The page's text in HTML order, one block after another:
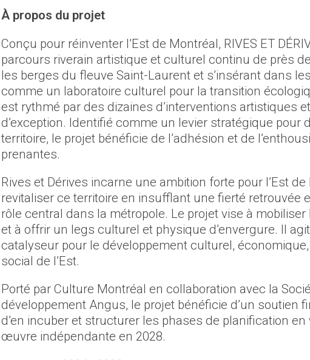
À propos du projet
Conçu pour réinventer l’Est de Montréal, RIVES ET
parcours riverain artistique et culturel continu de près
les berges du fleuve Saint-Laurent et s’insérant dans
comme un laboratoire culturel pour la transition
est rythmé par des dizaines d’interventions artistiques
d’exception. Identifié comme un levier stratégique pour
territoire, le projet bénéficie de l’adhésion et de
prenantes.
Rives et Dérives incarne une ambition forte pour l’Est de
revitaliser ce territoire en insufflant une fierté retrouvée
rôle central dans la métropole. Le projet vise à mobiliser
et à offrir un legs culturel et physique d’envergure. Il
catalyseur pour le développement culturel,
social de l’Est.
Porté par Culture Montréal en collaboration avec la
développement Angus, le projet bénéficie d’un soutien
d’en incuber et structurer les phases de planification en
œuvre indépendante en 2028.